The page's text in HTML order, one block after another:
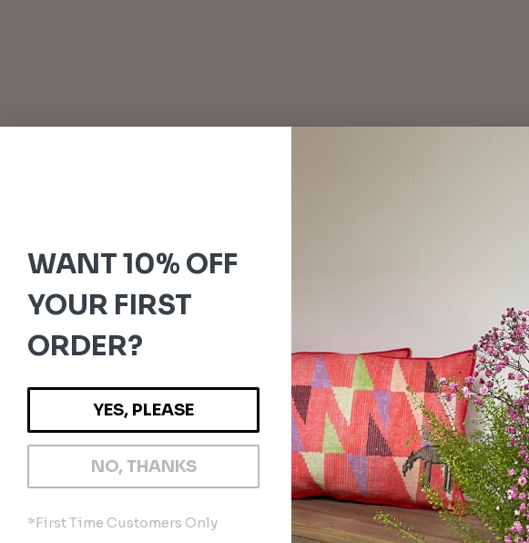
SUCHE NACH KATEGORIEN
WANT 10% OFF
YOUR FIRST
ORDER?
YES, PLEASE
NO, THANKS
*First Time Customers Only